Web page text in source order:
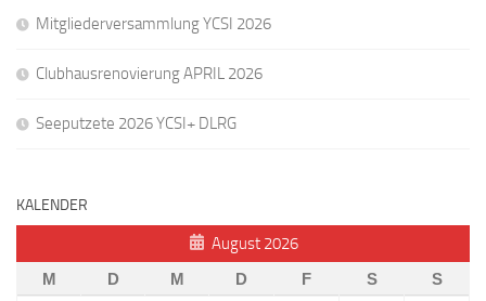
Mitgliederversammlung YCSI 2026
Clubhausrenovierung APRIL 2026
Seeputzete 2026 YCSI+ DLRG
KALENDER
August 2026
M D M D F S S